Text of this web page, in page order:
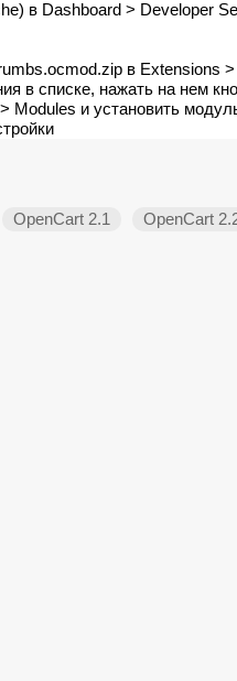
в Dashboard > Developer
в Extensions
в списке, нажать на нем
Modules и установить
OpenCart 2.1 OpenCart